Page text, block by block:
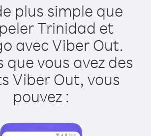
plus simple que
Trinidad et
avec Viber Out.
que vous avez des
Viber Out, vous
pouvez :